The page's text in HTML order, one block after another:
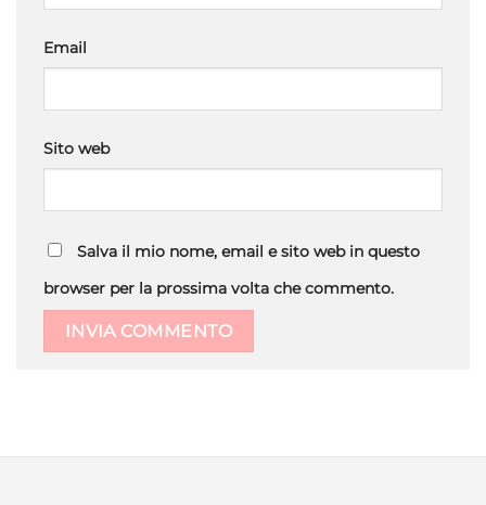
Email
Sito web
Salva il mio nome, email e sito web in questo
browser per la prossima volta che commento.